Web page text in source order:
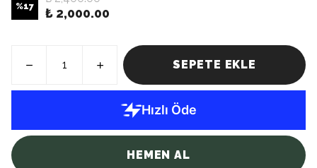
%17 ₺ 2,000.00
SEPETE EKLE
HEMEN AL